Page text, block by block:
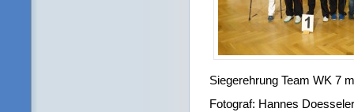
Siegerehrung Team WK 7
Fotograf: Hannes Doesseler